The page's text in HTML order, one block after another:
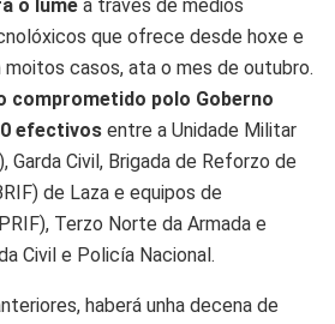
o lume a través de medios
que ofrece desde hoxe e
casos, ata o mes de outubro.
comprometido polo Goberno
efectivos entre a Unidade Militar
Garda Civil, Brigada de Reforzo de
de Laza e equipos de
Terzo Norte da Armada e
Civil e Policía Nacional.
haberá unha decena de